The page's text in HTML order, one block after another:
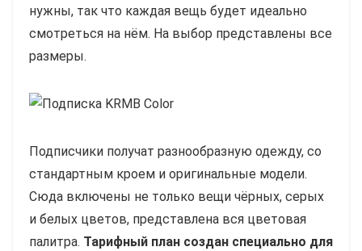
нужны, так что каждая вещь будет идеально
смотреться на нём. На выбор представлены все
размеры.
Подписчики получат разнообразную одежду, со
стандартным кроем и оригинальные модели.
Сюда включены не только вещи чёрных, серых
и белых цветов, представлена вся цветовая
палитра. Тарифный план создан специально для